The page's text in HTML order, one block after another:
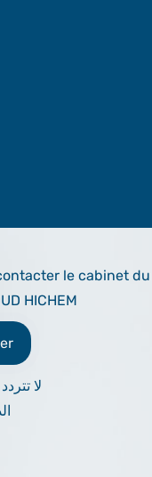
le cabinet du
HICHEM
لا